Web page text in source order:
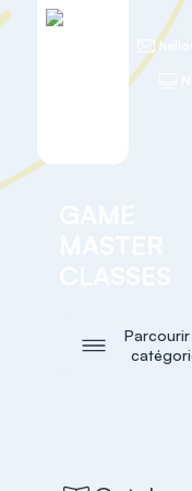
Parcourir